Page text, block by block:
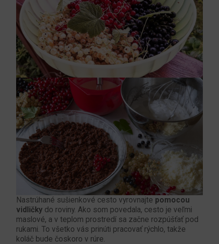
Nastrúhané sušienkové cesto vyrovnajte pomocou
vidličky do roviny. Ako som povedala, cesto je veľmi
maslové, a v teplom prostredí sa začne rozpúšťať pod
rukami. To všetko vás prinúti pracovať rýchlo, takže
koláč bude čoskoro v rúre.